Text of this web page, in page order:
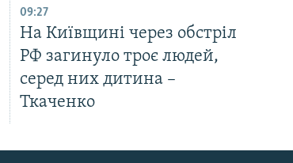
09:27
На Київщині через обстріл
РФ загинуло троє людей,
серед них дитина –
Ткаченко